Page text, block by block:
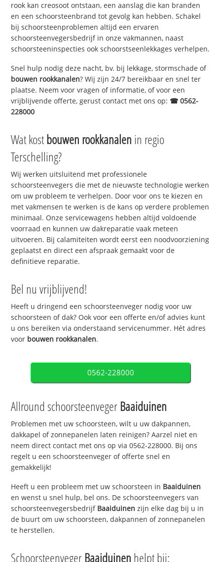
rook kan creosoot ontstaan, een aanslag die kan branden
en een schoorsteenbrand tot gevolg kan hebben. Schakel
bij schoorsteenproblemen altijd een ervaren
schoorsteenvegersbedrijf in onze vakmannen, naast
schoorsteeninspecties ook schoorstseenlekkages verhelpen.
Snel hulp nodig deze nacht, bv. bij lekkage, stormschade of
bouwen rookkanalen? Wij zijn 24/7 bereikbaar en snel ter
plaatse. Neem voor vragen of informatie, of voor een
vrijblijvende offerte, gerust contact met ons op: ☎ 0562-
228000
Wat kostbouwen rookkanalen in regio
Terschelling?
Wij werken uitsluitend met professionele
schoorsteenvegers die met de nieuwste technologie werken
om uw probleem te verhelpen. Door voor ons te kiezen en
met vakmensen te werken is de kans op verdere problemen
minimaal. Onze servicewagens hebben altijd voldoende
voorraad en kunnen uw dakreparatie vaak meteen
uitvoeren. Bij calamiteiten wordt eerst een noodvoorziening
geplaatst en direct een afspraak gemaakt voor de
definitieve reparatie.
Bel nu vrijblijvend!
Heeft u dringend een schoorsteenveger nodig voor uw
schoorsteen of dak? Ook voor een offerte en/of advies kunt
u ons bereiken via onderstaand servicenummer. Hét adres
voor bouwen rookkanalen.
0562-228000
Allround schoorsteenveger Baaiduinen
Problemen met uw schoorsteen, wilt u uw dakpannen,
dakkapel of zonnepanelen laten reinigen? Aarzel niet en
neem direct contact met ons op via 0562-228000. Bij ons
regelt u een schoorsteenveger of offerte snel en
gemakkelijk!
Heeft u een probleem met uw schoorsteen in Baaiduinen
en wenst u snel hulp, bel ons. De schoorsteenvegers van
schoorsteenvegersbedrijf Baaiduinen zijn elke dag bij u in
de buurt om uw schoorsteen, dakpannen of zonnepanelen
te herstellen.
Schoorsteenveger Baaiduinen helpt bij: